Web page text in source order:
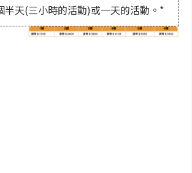
半天(三小時的活動)或一天的活動。*